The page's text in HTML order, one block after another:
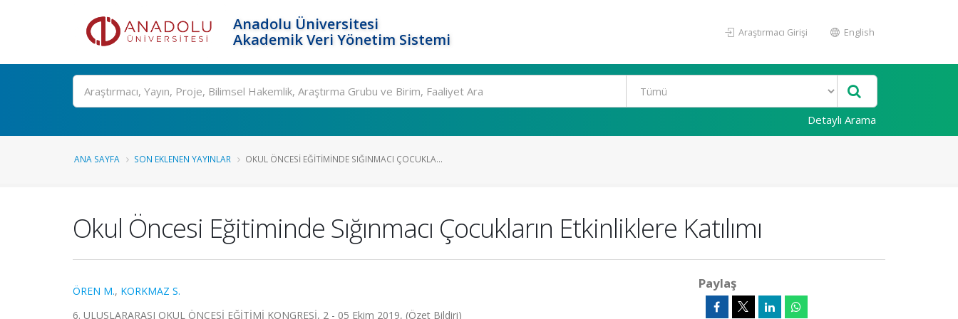
Anadolu Üniversitesi
Akademik Veri Yönetim Sistemi
Araştırmacı Girişi English
Ara
Detaylı Arama
ANA SAYFA SON EKLENEN YAYINLAR OKUL ÖNCESI EĞITIMINDE SIĞINMACI ÇOCUKLA...
Okul Öncesi Eğitiminde Sığınmacı Çocukların Etkinliklere Katılımı
ÖREN M., KORKMAZ S.
6. ULUSLARARASI OKUL ÖNCESİ EĞİTİMİ KONGRESİ, 2 - 05 Ekim 2019, (Özet Bildiri)
Paylaş